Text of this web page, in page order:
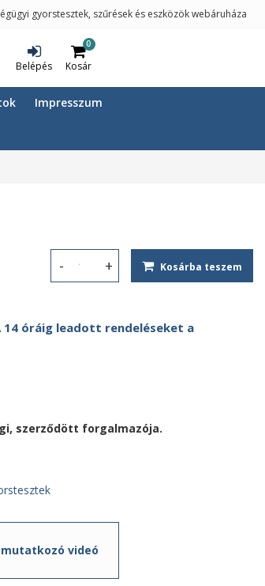
gyorstesztek, szűrések és eszközök webáruháza
Belépés
0
Kosár
Impresszum
Roche CARDIAC Control D-dimer
Kosárba teszem
óráig leadott rendeléseket a
szerződött forgalmazója.
videó